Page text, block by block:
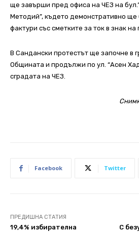
ще завърши пред офиса на ЧЕЗ на
Методий”, където демонстративно ще
фактури със сметките за ток в знак на
В Сандански протестът ще започне в
Общината и продължи по ул. “Асен
сградата на ЧЕЗ.
Facebook Twitter
ПРЕДИШНА СТАТИЯ
19,4% избирателна
С